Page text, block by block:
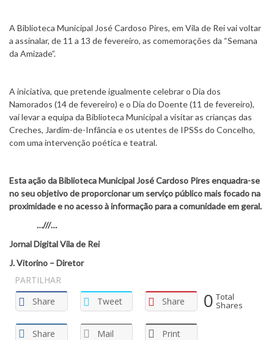
A Biblioteca Municipal José Cardoso Pires, em Vila de Rei vai voltar
a assinalar, de 11 a 13 de fevereiro, as comemorações da “Semana
da Amizade”.
A iniciativa, que pretende igualmente celebrar o Dia dos
Namorados (14 de fevereiro) e o Dia do Doente (11 de fevereiro),
vai levar a equipa da Biblioteca Municipal a visitar as crianças das
Creches, Jardim-de-Infância e os utentes de IPSSs do Concelho,
com uma intervenção poética e teatral.
Esta ação da Biblioteca Municipal José Cardoso Pires enquadra-se
no seu objetivo de proporcionar um serviço público mais focado na
proximidade e no acesso à informação para a comunidade em geral.
…///…
Jornal Digital Vila de Rei
J. Vitorino – Diretor
PARTILHAR
Share
Tweet Share
Share Mail Print
0 Total
Shares